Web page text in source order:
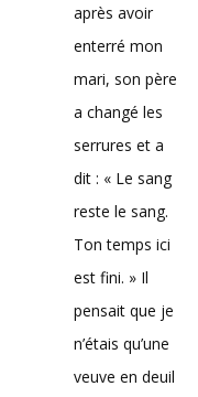
après avoir
enterré mon
mari, son père
a changé les
serrures et a
dit : « Le sang
reste le sang.
Ton temps ici
est fini. » Il
pensait que je
n’étais qu’une
veuve en deuil